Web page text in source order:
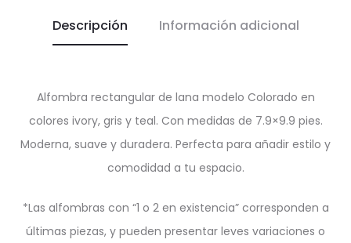
Descripción Información adicional
Alfombra rectangular de lana modelo Colorado en
colores ivory, gris y teal. Con medidas de 7.9×9.9 pies.
Moderna, suave y duradera. Perfecta para añadir estilo y
comodidad a tu espacio.
*Las alfombras con “1 o 2 en existencia” corresponden a
últimas piezas, y pueden presentar leves variaciones o